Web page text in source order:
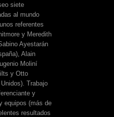
siete
al mundo
referentes
y Meredith
Ayestarán
Alain
Moliní
y Otto
Trabajo
y
equipos (más de
resultados